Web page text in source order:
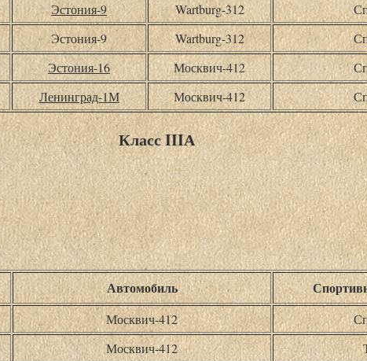
Эстония-9 Wartburg-312
Эстония-9 Wartburg-312
Эстония-16 Москвич-412
Ленинград-1М Москвич-412
Класс IIIА
Автомобиль
Москвич-412
Москвич-412